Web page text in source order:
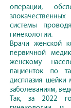
операции,
системы
гинекологии.
Врачи женской
первичной
женскому
пациенток по
дисплазия шейки
заболеваниям,
Так, за 2022